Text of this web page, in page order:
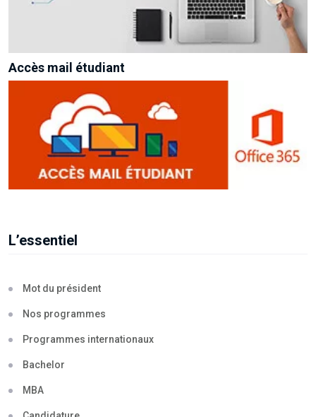
Accès mail étudiant
L’essentiel
Mot du président
Nos programmes
Programmes internationaux
Bachelor
MBA